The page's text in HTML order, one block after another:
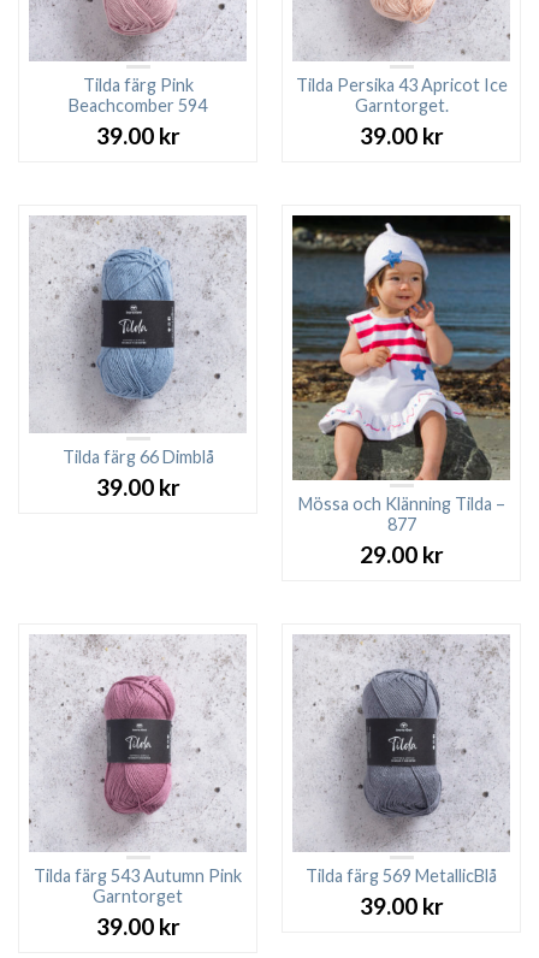
Tilda färg Pink
Beachcomber 594
39.00 kr
Tilda Persika 43 Apricot Ice
Garntorget.
39.00 kr
Tilda färg 66 Dimblå
39.00 kr
Mössa och Klänning Tilda –
877
29.00 kr
Tilda färg 543 Autumn Pink
Garntorget
39.00 kr
Tilda färg 569 MetallicBlå
39.00 kr